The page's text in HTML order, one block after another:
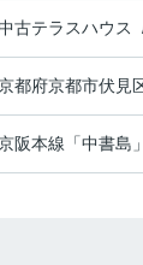
古テラスハウス
都府京都市伏見
阪本線 「中書島